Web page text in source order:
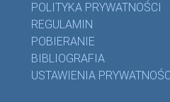
POLITYKA PRYWATNOŚCI
REGULAMIN
POBIERANIE
BIBLIOGRAFIA
USTAWIENIA